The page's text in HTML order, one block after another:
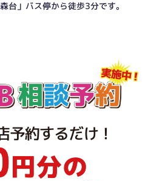
台」バス停から徒歩3分です。